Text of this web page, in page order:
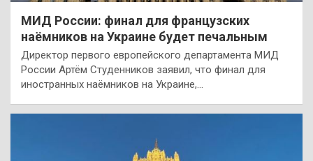
МИД России: финал для французских
наёмников на Украине будет печальным
Директор первого европейского департамента МИД
России Артём Студенников заявил, что финал для
иностранных наёмников на Украине,…